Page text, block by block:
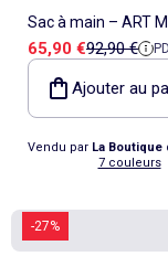
Sac à main – ART
Kipling
Prix de vente
65,90 €Prix de
92,90 €
Ajouter au
Vendu par La Boutique
7 couleurs
-27%